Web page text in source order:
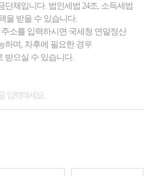
단체입니다. 법인세법 24조, 소득세법
을 받을 수 있습니다.
소를 입력하시면 국세청 연말정산
하며, 차후에 필요한 경우
받으실 수 있습니다.